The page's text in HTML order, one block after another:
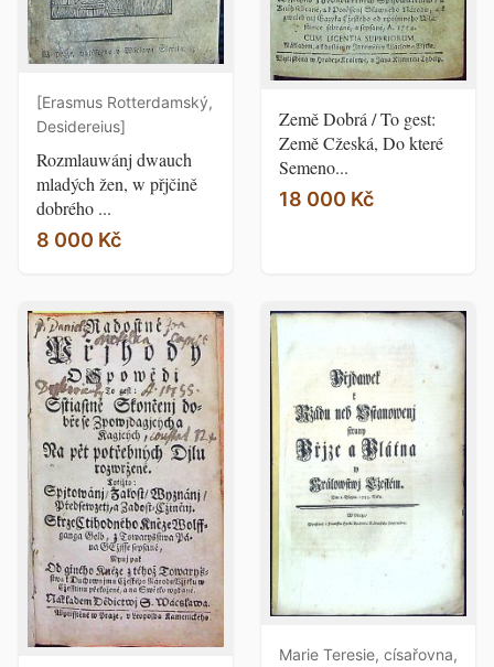
[Erasmus Rotterdamský,
Desidereius]
Rozmlauwánj dwauch
mladých žen, w přjčině
dobrého ...
8 000 Kč
Země Dobrá / To gest:
Země Cžeská, Do které
Semeno...
18 000 Kč
Marie Teresie, císařovna,